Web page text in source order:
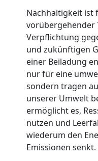
Nachhaltigkeit ist
vorübergehender
Verpflichtung
und zukünftigen
einer Beiladung
nur für eine
sondern tragen
unserer Umwelt
ermöglicht es,
nutzen und
wiederum den
Emissionen senkt.
Feldkirch
Feldkirch